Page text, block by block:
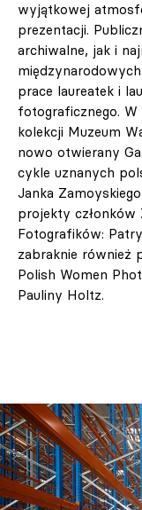
wyjątkowej
prezentacji.
archiwalne, jak i
prace laureatek i
fotograficznego. W
kolekcji Muzeum
nowo otwierany
cykle uznanych
Janka
projekty
Fotografików:
zabraknie również
Polish Women
Pauliny Holtz.